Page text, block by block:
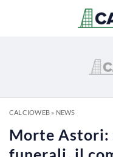
CALCIOWEB» NEWS
Morte Astori: